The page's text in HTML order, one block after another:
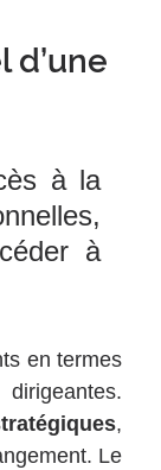
d’une
à la
à
en termes
Le